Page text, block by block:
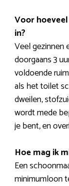
Voor
in?
Veel gezinnen
doorgaans 3
voldoende
als het toilet
dweilen,
wordt mede
je bent, en
Hoe mag ik
Een
minimumloon